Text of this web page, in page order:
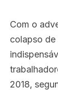
Com o
colapso de
2018,